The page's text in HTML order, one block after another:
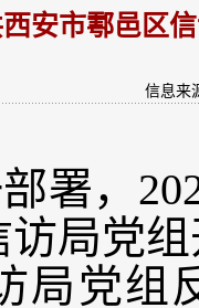
安市鄠邑区
信息来
署，
局党
局党组